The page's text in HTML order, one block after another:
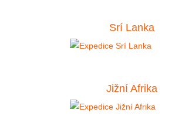
Srí Lanka
Jižní Afrika